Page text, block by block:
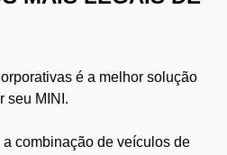
é a melhor solução
seu MINI.
combinação de veículos de